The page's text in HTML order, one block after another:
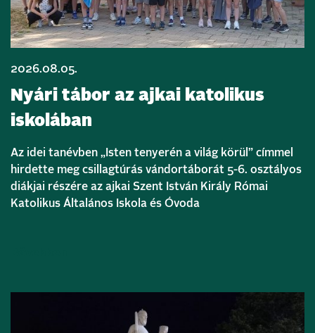
2026.08.05.
Nyári tábor az ajkai katolikus
iskolában
Az idei tanévben „Isten tenyerén a világ körül” címmel
hirdette meg csillagtúrás vándortáborát 5-6. osztályos
diákjai részére az ajkai Szent István Király Római
Katolikus Általános Iskola és Óvoda